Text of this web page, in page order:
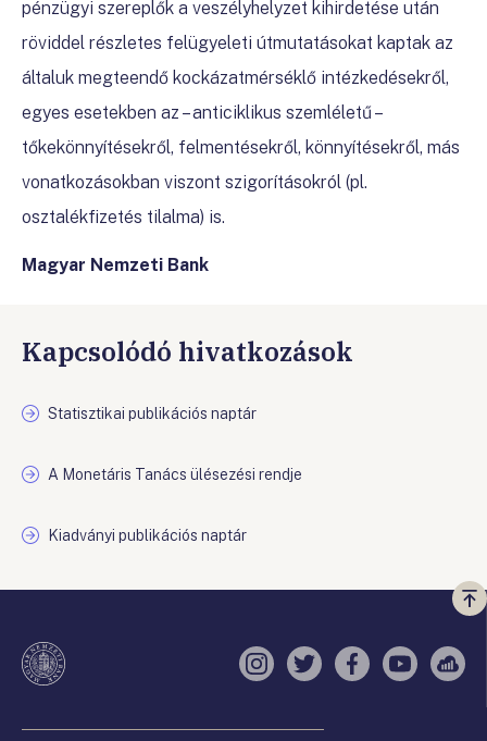
pénzügyi szereplők a veszélyhelyzet kihirdetése után
röviddel részletes felügyeleti útmutatásokat kaptak az
általuk megteendő kockázatmérséklő intézkedésekről,
egyes esetekben az – anticiklikus szemléletű –
tőkekönnyítésekről, felmentésekről, könnyítésekről, más
vonatkozásokban viszont szigorításokról (pl.
osztalékfizetés tilalma) is.
Magyar Nemzeti Bank
Kapcsolódó hivatkozások
Statisztikai publikációs naptár
A Monetáris Tanács ülésezési rendje
Kiadványi publikációs naptár
a
Instagram
TwitterFacebook
YouTube